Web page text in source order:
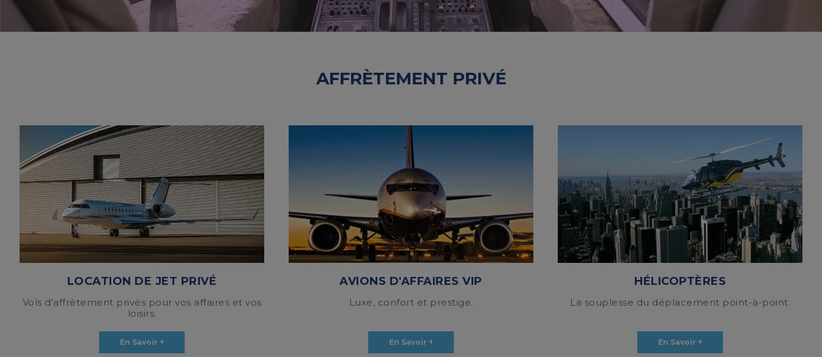
AFFRÈTEMENT PRIVÉ
LOCATION DE JET PRIVÉ
Vols d'affrètement privés pour vos affaires et vos
loisirs.
En Savoir +
AVIONS D'AFFAIRES VIP
Luxe, confort et prestige.
En Savoir +
HÉLICOPTÈRES
La souplesse du déplacement point-à-point.
En Savoir +